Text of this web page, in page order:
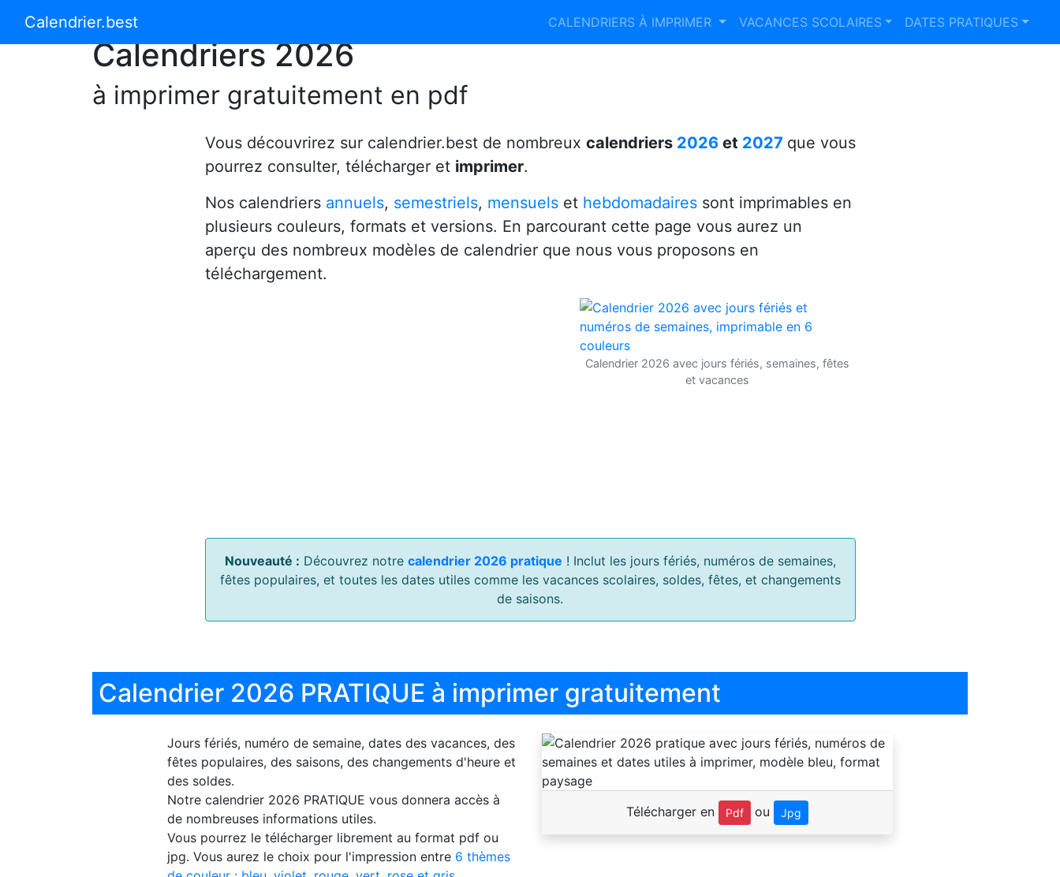
Calendrier.best CALENDRIERS À IMPRIMER VACANCES SCOLAIRES DATES PRATIQUES
Calendrier 2024 Calendrier 2027
Calendriers 2026
à imprimer gratuitement en pdf
Vous découvrirez sur calendrier.best de nombreux calendriers 2026et 2027 que vous
pourrez consulter, télécharger et imprimer.
Nos calendriers annuels, semestriels, mensuelset hebdomadairessont imprimables en
plusieurs couleurs, formats et versions. En parcourant cette page vous aurez un
aperçu des nombreux modèles de calendrier que nous vous proposons en
téléchargement.
Calendrier 2026 avec jours fériés, semaines, fêtes
et vacances
Nouveauté : Découvrez notre calendrier 2026 pratique ! Inclut les jours fériés, numéros de semaines,
fêtes populaires, et toutes les dates utiles comme les vacances scolaires, soldes, fêtes, et changements
de saisons.
Calendrier 2026 PRATIQUE à imprimer gratuitement
Jours fériés, numéro de semaine, dates des vacances, des
fêtes populaires, des saisons, des changements d'heure et
des soldes.
Notre calendrier 2026 PRATIQUE vous donnera accès à
de nombreuses informations utiles.
Vous pourrez le télécharger librement au format pdf ou
jpg. Vous aurez le choix pour l'impression entre 6 thèmes
Télécharger en Pdf ou Jpg